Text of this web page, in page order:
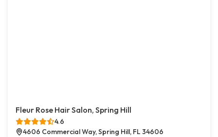
Fleur Rose Hair Salon, Spring Hill
4.6
4606 Commercial Way, Spring Hill, FL 34606